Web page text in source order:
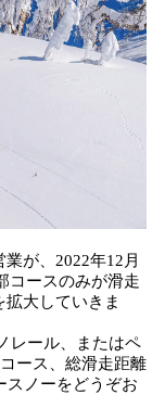
が、2022年12月
コースのみが滑走
大していきま
レール、またはペ
ース、総滑走距離
スノーをどうぞお